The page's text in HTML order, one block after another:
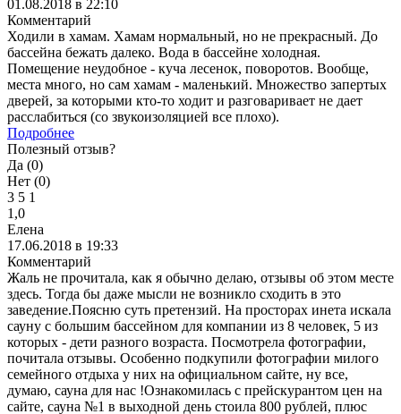
01.08.2018 в 22:10
Комментарий
Ходили в хамам. Хамам нормальный, но не прекрасный. До
бассейна бежать далеко. Вода в бассейне холодная.
Помещение неудобное - куча лесенок, поворотов. Вообще,
места много, но сам хамам - маленький. Множество запертых
дверей, за которыми кто-то ходит и разговаривает не дает
расслабиться (со звукоизоляцией все плохо).
Подробнее
Полезный отзыв?
Да (0)
Нет (0)
3 5 1
1,0
Елена
17.06.2018 в 19:33
Комментарий
Жаль не прочитала, как я обычно делаю, отзывы об этом месте
здесь. Тогда бы даже мысли не возникло сходить в это
заведение.Поясню суть претензий. На просторах инета искала
сауну с большим бассейном для компании из 8 человек, 5 из
которых - дети разного возраста. Посмотрела фотографии,
почитала отзывы. Особенно подкупили фотографии милого
семейного отдыха у них на официальном сайте, ну все,
думаю, сауна для нас !Ознакомилась с прейскурантом цен на
сайте, сауна №1 в выходной день стоила 800 рублей, плюс